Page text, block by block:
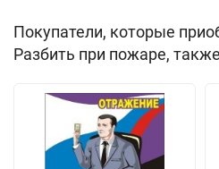
Покупатели, которые
Разбить при пожаре,